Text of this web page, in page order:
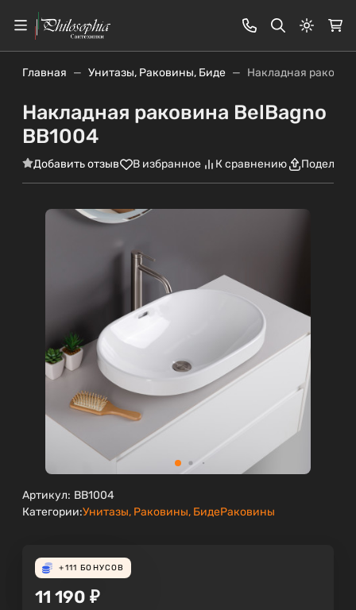
Главная Унитазы, Раковины, Биде Накладная
Накладная раковина BelBagno
BB1004
Добавить отзыв В избранное К сравнению
Артикул: BB1004
Категории:Унитазы, Раковины, БидеРаковины
+111 БОНУСОВ
11 190 ₽